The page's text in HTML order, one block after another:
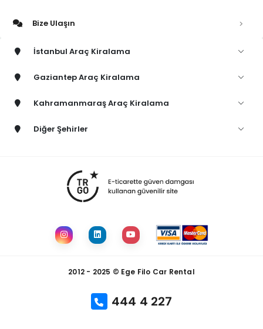
Bize Ulaşın
İstanbul Araç Kiralama
Gaziantep Araç Kiralama
Kahramanmaraş Araç Kiralama
Diğer Şehirler
2012 - 2025 © Ege Filo Car Rental
444 4 227